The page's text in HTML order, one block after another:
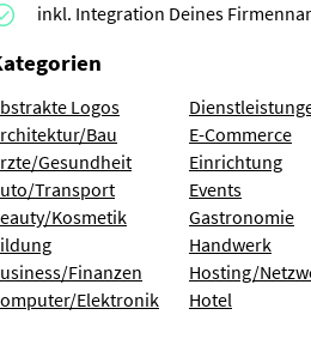
inkl. Integration Deines
Logos
Bau
Gesundheit
Transport
Kosmetik
Finanzen
Elektronik
E-Commerce
Einrichtung
Events
Gastronomie
Handwerk
Hosting/
Hotel